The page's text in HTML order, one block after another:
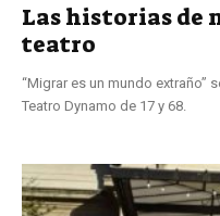
Las historias de
teatro
“Migrar es un mundo extraño”
Teatro Dynamo de 17 y 68.